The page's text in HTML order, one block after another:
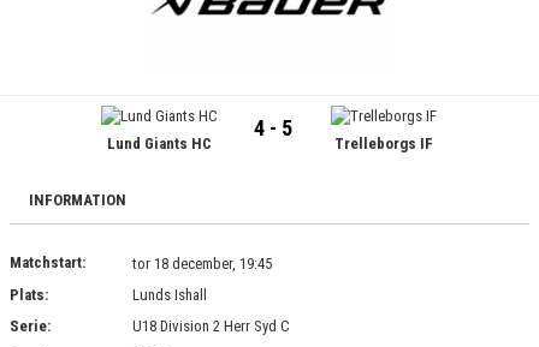
DOKUMENT
KONTAKT
Lund Giants HC
4 - 5
Trelleborgs IF
INFORMATION
Matchstart:
tor 18 december, 19:45
Plats:
Lunds Ishall
Serie:
U18 Division 2 Herr Syd C